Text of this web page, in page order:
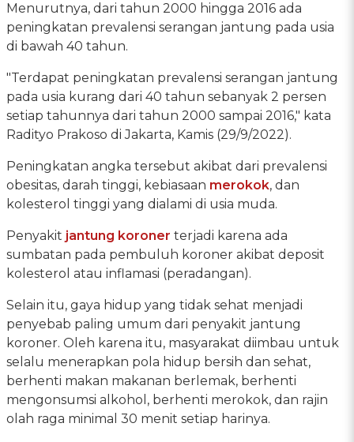
Menurutnya, dari tahun 2000 hingga 2016 ada
peningkatan prevalensi serangan jantung pada usia
di bawah 40 tahun.
"Terdapat peningkatan prevalensi serangan jantung
pada usia kurang dari 40 tahun sebanyak 2 persen
setiap tahunnya dari tahun 2000 sampai 2016," kata
Radityo Prakoso di Jakarta, Kamis (29/9/2022).
Peningkatan angka tersebut akibat dari prevalensi
obesitas, darah tinggi, kebiasaan merokok, dan
kolesterol tinggi yang dialami di usia muda.
Penyakit jantung koroner terjadi karena ada
sumbatan pada pembuluh koroner akibat deposit
kolesterol atau inflamasi (peradangan).
Selain itu, gaya hidup yang tidak sehat menjadi
penyebab paling umum dari penyakit jantung
koroner. Oleh karena itu, masyarakat diimbau untuk
selalu menerapkan pola hidup bersih dan sehat,
berhenti makan makanan berlemak, berhenti
mengonsumsi alkohol, berhenti merokok, dan rajin
olah raga minimal 30 menit setiap harinya.